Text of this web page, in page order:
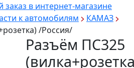
заказ в интернет-магазине
к автомобилям
КАМАЗ
/Россия/
Разъём ПС325